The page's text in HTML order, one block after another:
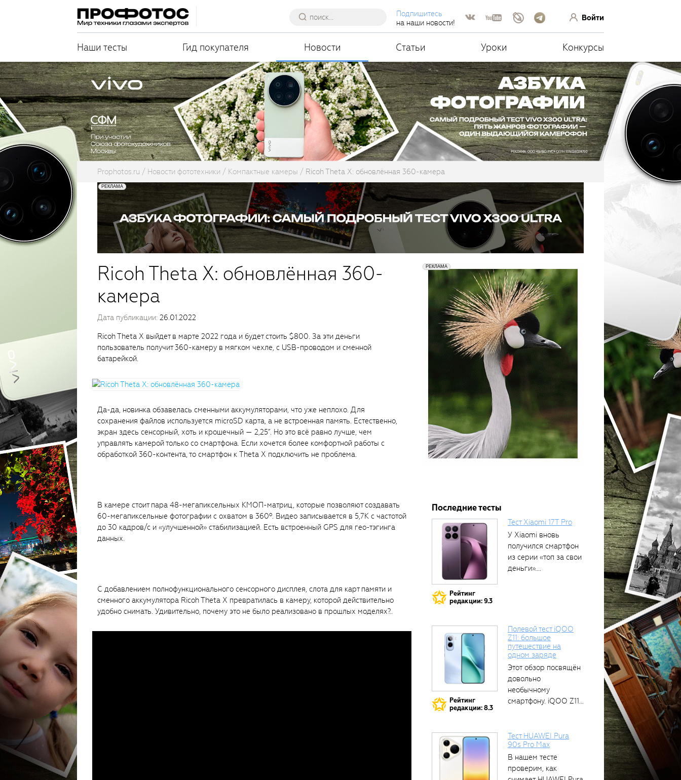
Подпишитесь
на наши новости!
Войти
Наши тесты Гид покупателя Новости Статьи Уроки Конкурсы
Prophotos.ru Новости фототехники Компактные камеры Ricoh Theta X: обновлённая 360-камера
Ricoh Theta X: обновлённая 360-
камера
Дата публикации: 26.01.2022
Ricoh Theta X выйдет в марте 2022 года и будет стоить $800. За эти деньги
пользователь получит 360-камеру в мягком чехле, с USB-проводом и сменной
батарейкой.
Да-да, новинка обзавелась сменными аккумуляторами, что уже неплохо. Для
сохранения файлов используется microSD карта, а не встроенная память. Естественно,
экран здесь сенсорный, хоть и крошечный — 2,25”. Но это всё равно лучше, чем
управлять камерой только со смартфона. Если хочется более комфортной работы с
обработкой 360-контента, то смартфон к Theta X подключить не проблема.
В камере стоит пара 48-мегапиксельных КМОП-матриц, которые позволяют создавать
60-мегапиксельные фотографии с охватом в 360º. Видео записывается в 5,7K с частотой
до 30 кадров/с и «улучшенной» стабилизацией. Есть встроенный GPS для гео-тэгинга
данных.
С добавлением полнофункционального сенсорного дисплея, слота для карт памяти и
сменного аккумулятора Ricoh Theta X превратилась в камеру, которой действительно
удобно снимать. Удивительно, почему это не было реализовано в прошлых моделях?..
Последние тесты
Рейтинг
редакции: 9.3
Тест Xiaomi 17T Pro
У Xiaomi вновь
получился смартфон
из серии «топ за свои
деньги»....
Рейтинг
редакции: 8.3
Полевой тест iQOO
Z11: большое
путешествие на
одном заряде
Этот обзор посвящён
довольно
необычному
смартфону. iQOO Z11
Тест HUAWEI Pura
90s Pro Max
В нашем тесте
проверим, как